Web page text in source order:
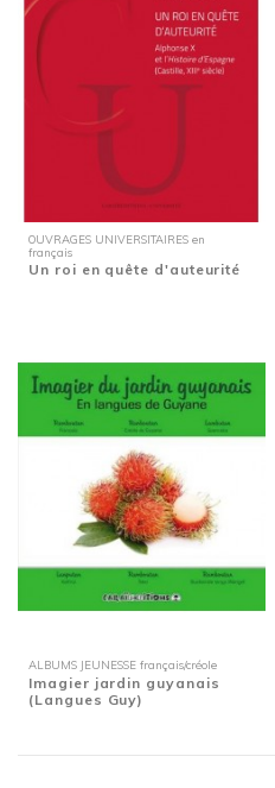
OUVRAGES UNIVERSITAIRES en
français
Un roi en quête d'auteurité
ALBUMS JEUNESSE français/créole
Imagier jardin guyanais
(Langues Guy)